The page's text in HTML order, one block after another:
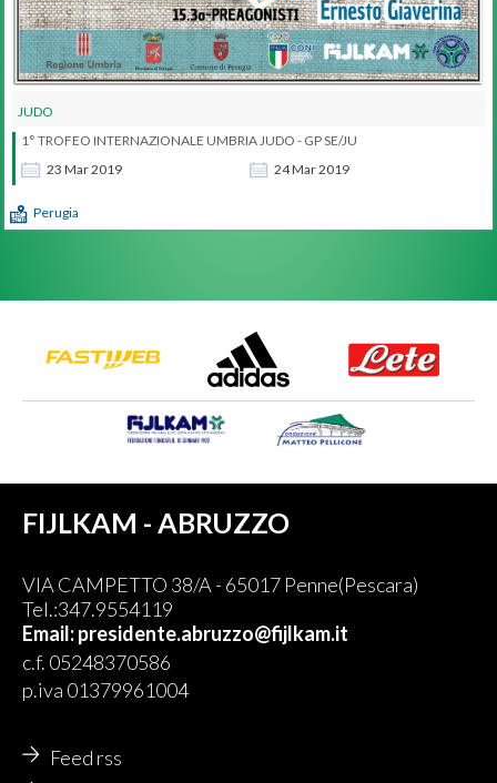
JUDO
23 Mar2019 24Mar2019
1° TROFEO INTERNAZIONALE UMBRIA JUDO - GP SE/JU
Perugia
FIJLKAM - ABRUZZO
VIA CAMPETTO 38/A - 65017 Penne(Pescara)
Tel.:347.9554119
Email: presidente.abruzzo@fijlkam.it
c.f. 05248370586
p.iva 01379961004
Feed rss